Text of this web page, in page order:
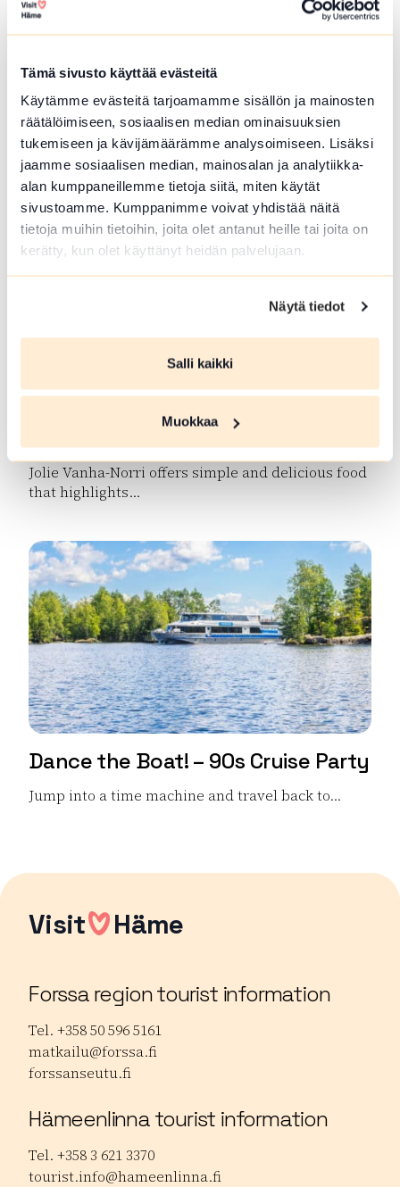
Tämä sivusto käyttää evästeitä
Käytämme evästeitä tarjoamamme sisällön ja mainosten
räätälöimiseen, sosiaalisen median ominaisuuksien
tukemiseen ja kävijämäärämme analysoimiseen. Lisäksi
jaamme sosiaalisen median, mainosalan ja analytiikka-
alan kumppaneillemme tietoja siitä, miten käytät
sivustoamme. Kumppanimme voivat yhdistää näitä
tietoja muihin tietoihin, joita olet antanut heille tai joita on
kerätty, kun olet käyttänyt heidän palvelujaan.
Näytä tiedot
Salli kaikki
Muokkaa
Forest Guide in Loppi and Tammela
Guided trips to Forrest and meals at campfire.
Picking...
Read more Forest Guide in Loppi and Tammela
Jolie Vanha-Norri offers simple and delicious food
that highlights...
Dance the Boat! – 90s Cruise Party
Jump into a time machine and travel back to...
Visit Häme
Forssa region tourist information
Tel. +358 50 596 5161
matkailu@forssa.fi
forssanseutu.fi
Hämeenlinna tourist information
Tel. +358 3 621 3370
tourist.info@hameenlinna.fi